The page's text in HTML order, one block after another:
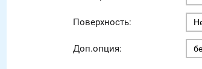
Поверхность:
Доп.опция: